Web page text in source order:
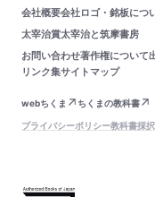
会社概要会社ロゴ・銘板につ
太宰治賞太宰治と筑摩書房
お問い合わせ著作権について
リンク集サイトマップ
webちくま
ちくまの教科書
プライバシーポリシー教科書採